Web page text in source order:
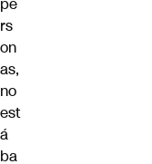
pe
rs
on
as,
no
est
á
ba